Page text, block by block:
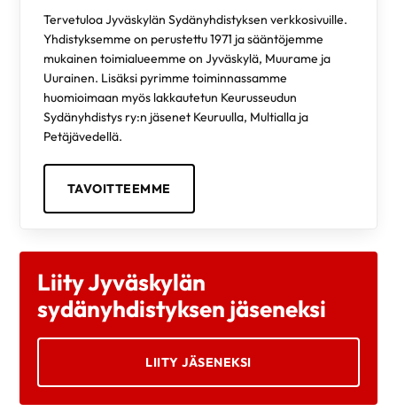
Tervetuloa Jyväskylän Sydänyhdistyksen verkkosivuille.
Yhdistyksemme on perustettu 1971 ja sääntöjemme
mukainen toimialueemme on Jyväskylä, Muurame ja
Uurainen. Lisäksi pyrimme toiminnassamme
huomioimaan myös lakkautetun Keurusseudun
Sydänyhdistys ry:n jäsenet Keuruulla, Multialla ja
Petäjävedellä.
TAVOITTEEMME
Liity Jyväskylän
sydänyhdistyksen jäseneksi
LIITY JÄSENEKSI